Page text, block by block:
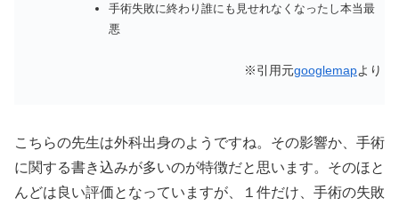
手術失敗に終わり誰にも見せれなくなったし本当最
悪
※引用元googlemapより
こちらの先生は外科出身のようですね。その影響か、手術
に関する書き込みが多いのが特徴だと思います。そのほと
んどは良い評価となっていますが、１件だけ、手術の失敗